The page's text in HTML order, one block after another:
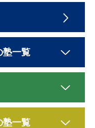
塾一覧
塾一覧